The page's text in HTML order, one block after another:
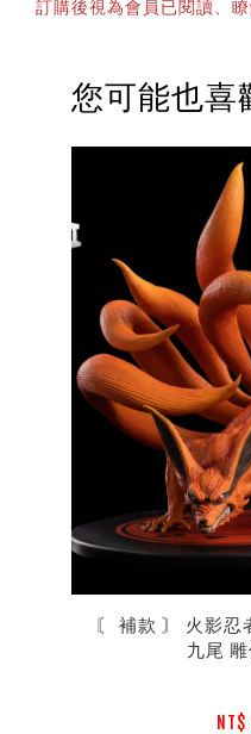
訂購後視為會員已閱讀、
您可能也喜
〘 補款 〙 火影忍
九尾 雕